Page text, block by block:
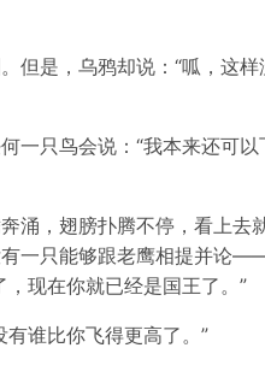
是，乌鸦却说：“呱，这
只鸟会说：“我本来还可
涌，翅膀扑腾不停，看上去
一只能够跟老鹰相提并论
现在你就已经是国王了。”
谁比你飞得更高了。”